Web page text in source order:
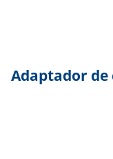
Adaptador de